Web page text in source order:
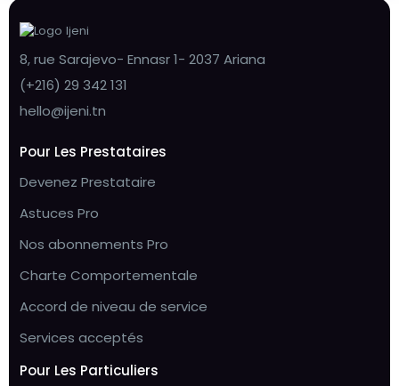
8, rue Sarajevo- Ennasr 1- 2037 Ariana
(+216) 29 342 131
hello@ijeni.tn
Pour Les Prestataires
Devenez Prestataire
Astuces Pro
Nos abonnements Pro
Charte Comportementale
Accord de niveau de service
Services acceptés
Pour Les Particuliers